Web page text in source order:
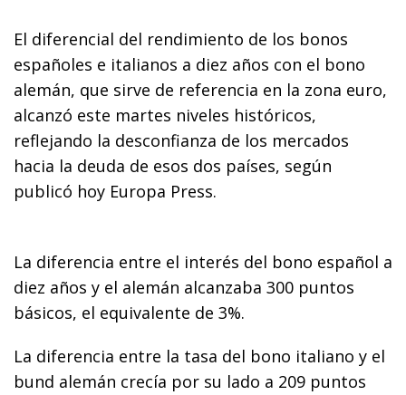
El diferencial del rendimiento de los bonos
españoles e italianos a diez años con el bono
alemán, que sirve de referencia en la zona euro,
alcanzó este martes niveles históricos,
reflejando la desconfianza de los mercados
hacia la deuda de esos dos países, según
publicó hoy Europa Press.
La diferencia entre el interés del bono español a
diez años y el alemán alcanzaba 300 puntos
básicos, el equivalente de 3%.
La diferencia entre la tasa del bono italiano y el
bund alemán crecía por su lado a 209 puntos